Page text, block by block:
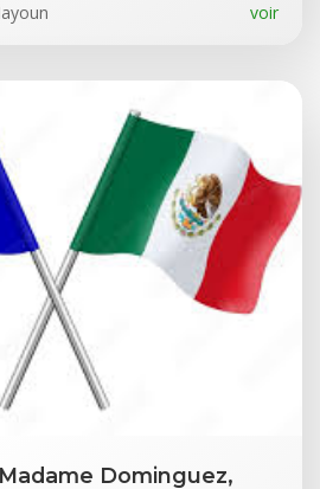
voir
Dominguez,